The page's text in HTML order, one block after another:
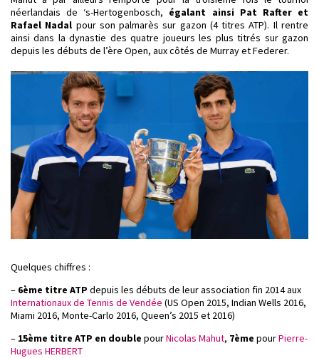
néerlandais de ‘s-Hertogenbosch, égalant ainsi Pat Rafter et
Rafael Nadal pour son palmarès sur gazon (4 titres ATP). Il rentre
ainsi dans la dynastie des quatre joueurs les plus titrés sur gazon
depuis les débuts de l’ère Open, aux côtés de Murray et Federer.
Quelques chiffres :
– 6ème titre ATP depuis les débuts de leur association fin 2014 aux
Internationaux de Tennis de Vendée (US Open 2015, Indian Wells 2016,
Miami 2016, Monte-Carlo 2016, Queen’s 2015 et 2016)
– 15ème titre ATP en double pourNicolas Mahut, 7ème pourPierre-
Hugues HERBERT